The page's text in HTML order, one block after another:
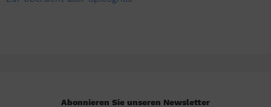
Abonnieren Sie unseren Newsletter